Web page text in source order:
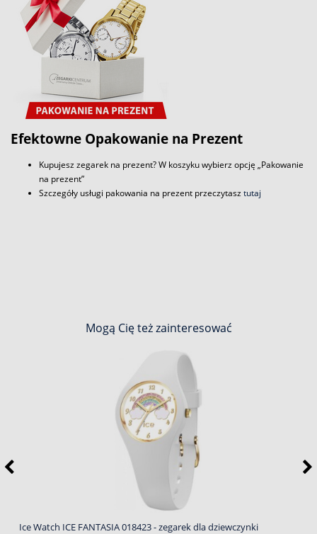
Efektowne Opakowanie na Prezent
Kupujesz zegarek na prezent? W koszyku wybierz opcję „Pakowanie
na prezent”
Szczegóły usługi pakowania na prezent przeczytasztutaj
Mogą Cię też zainteresować
Ice Watch ICE FANTASIA 018423 - zegarek dla dziewczynki